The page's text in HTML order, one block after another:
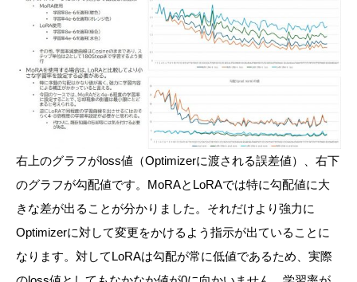
右上のグラフがloss値（Optimizerに渡される誤差値）、右下
のグラフが勾配値です。MoRAとLoRAでは特に勾配値に大
きな差が出ることが分かりました。それだけより強力に
Optimizerに対して変更をかけるよう指示が出ていることに
なります。対してLoRAは勾配が常に低値であるため、実際